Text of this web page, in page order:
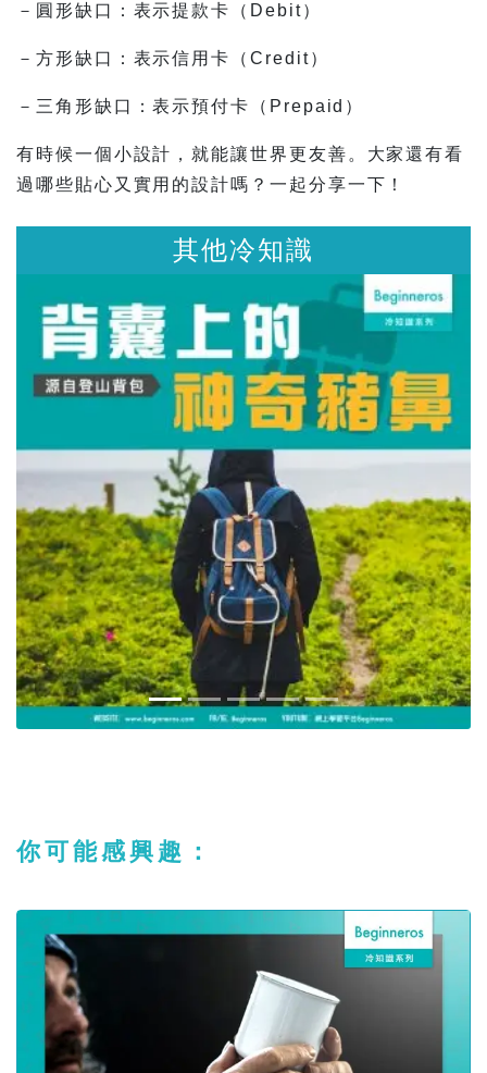
－圓形缺口：表示提款卡（Debit）
－方形缺口：表示信用卡（Credit）
－三角形缺口：表示預付卡（Prepaid）
有時候一個小設計，就能讓世界更友善。大家還有看
過哪些貼心又實用的設計嗎？一起分享一下！
其他冷知識
你可能感興趣：